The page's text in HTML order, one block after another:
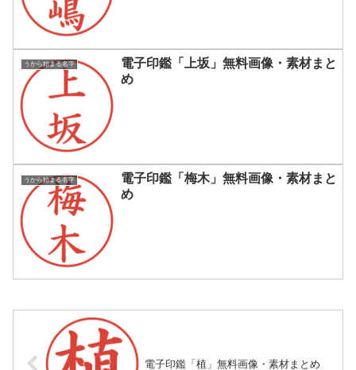
うから始まる名字
電子印鑑「上坂」無料画像・素材まと
め
うから始まる名字
電子印鑑「梅木」無料画像・素材まと
め
電子印鑑「植」無料画像・素材まとめ